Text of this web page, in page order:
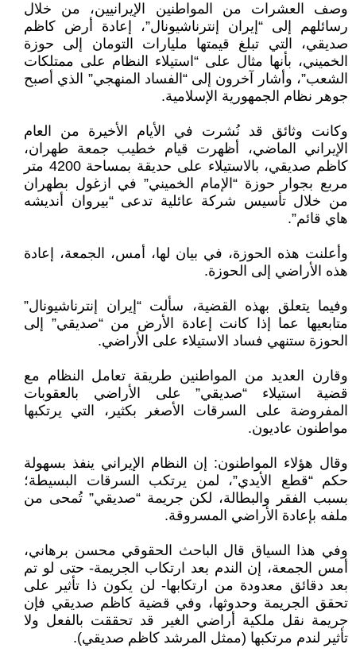
وصف العشرات من المواطنين الإيرانيين، من خلال
رسائلهم إلى “إيران إنترناشيونال”، إعادة أرض كاظم
صديقي، التي تبلغ قيمتها مليارات التومان إلى حوزة
الخميني، بأنها مثال على “استيلاء النظام على ممتلكات
الشعب”، وأشار آخرون إلى “الفساد المنهجي” الذي أصبح
جوهر نظام الجمهورية الإسلامية.
وكانت وثائق قد نُشرت في الأيام الأخيرة من العام
الإيراني الماضي، أظهرت قيام خطيب جمعة طهران،
كاظم صديقي، بالاستيلاء على حديقة بمساحة 4200 متر
مربع بجوار حوزة “الإمام الخميني” في ازغول بطهران
من خلال تأسيس شركة عائلية تدعى “بيروان أنديشه
هاي قائم”.
وأعلنت هذه الحوزة، في بيان لها، أمس، الجمعة، إعادة
هذه الأراضي إلى الحوزة.
وفيما يتعلق بهذه القضية، سألت “إيران إنترناشيونال”
متابعيها عما إذا كانت إعادة الأرض من “صديقي” إلى
الحوزة ستنهي فساد الاستيلاء على الأراضي.
وقارن العديد من المواطنين طريقة تعامل النظام مع
قضية استيلاء “صديقي” على الأراضي بالعقوبات
المفروضة على السرقات الأصغر بكثير، التي يرتكبها
مواطنون عاديون.
وقال هؤلاء المواطنون: إن النظام الإيراني ينفذ بسهولة
حكم “قطع الأيدي”، لمن يرتكب السرقات البسيطة؛
بسبب الفقر والبطالة، لكن جريمة “صديقي” تُمحى من
ملفه بإعادة الأراضي المسروقة.
وفي هذا السياق قال الباحث الحقوقي محسن برهاني،
أمس الجمعة، إن الندم بعد ارتكاب الجريمة- حتى لو تم
بعد دقائق معدودة من ارتكابها- لن يكون ذا تأثير على
تحقق الجريمة وحدوثها، وفي قضية كاظم صديقي فإن
جريمة نقل ملكية أراضي الغير قد تحققت بالفعل ولا
تأثير لندم مرتكبها (ممثل المرشد كاظم صديقي).